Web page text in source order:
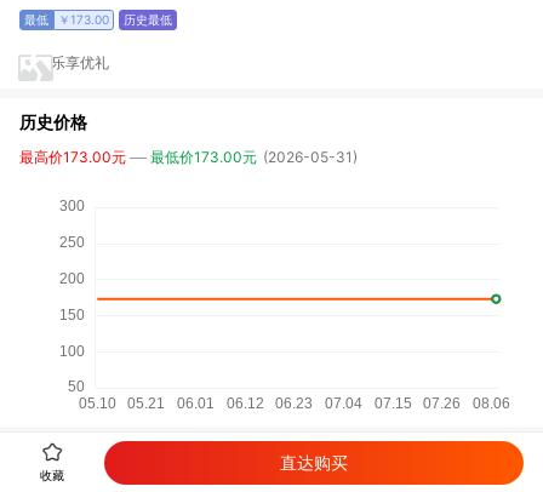
￥173.00
乐享优礼
历史价格
最高价173.00元 最低价173.00元 (2026-05-31)
详细参数
收藏
直达购买